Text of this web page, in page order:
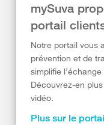
mySuva
portail
Notre portail vous
prévention et de
simplifie l’échange
Découvrez-en
vidéo.
Plus sur le